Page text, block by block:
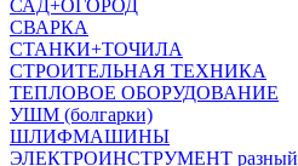
САД+ОГОРОД
СВАРКА
СТАНКИ+ТОЧИЛА
СТРОИТЕЛЬНАЯ ТЕХНИКА
ТЕПЛОВОЕ ОБОРУДОВАНИЕ
УШМ (болгарки)
ШЛИФМАШИНЫ
ЭЛЕКТРОИНСТРУМЕНТ разный